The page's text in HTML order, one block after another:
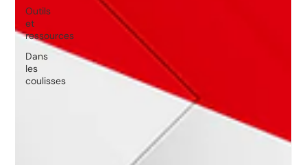
Outils
et
ressources
Dans
les
coulisses